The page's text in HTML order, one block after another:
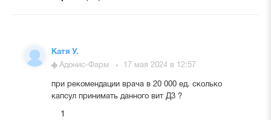
Катя У.
Адонис-Фарм
17 мая 2024 в 12:57
при рекомендации врача в 20 000 ед. сколько
капсул принимать данного вит Д3 ?
1